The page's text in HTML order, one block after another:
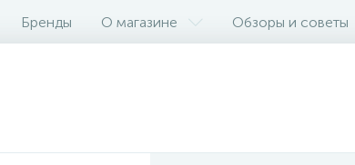
Бренды О магазине Обзоры и советы